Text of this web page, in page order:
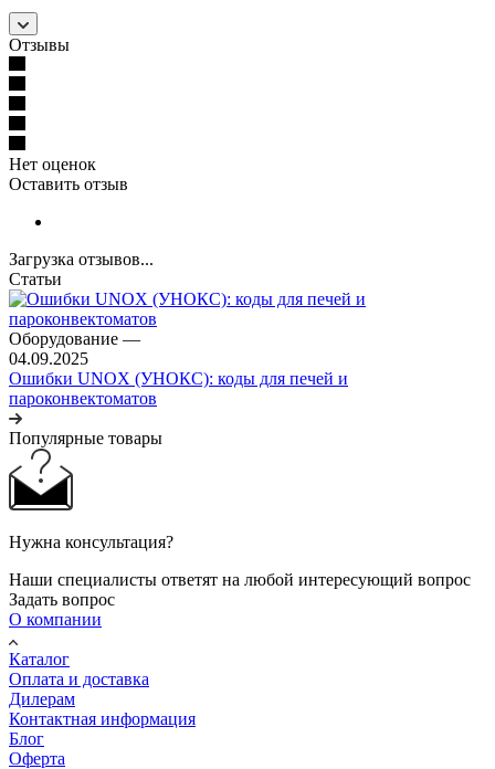
Отзывы
Нет оценок
Оставить отзыв
Загрузка отзывов...
Статьи
Оборудование —
04.09.2025
Ошибки UNOX (УНОКС): коды для печей и
пароконвектоматов
Популярные товары
Нужна консультация?
Наши специалисты ответят на любой интересующий вопрос
Задать вопрос
О компании
Каталог
Оплата и доставка
Дилерам
Контактная информация
Блог
Оферта